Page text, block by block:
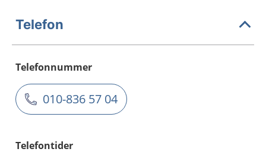
Telefon
Telefonnummer
010-836 57 04
Telefontider